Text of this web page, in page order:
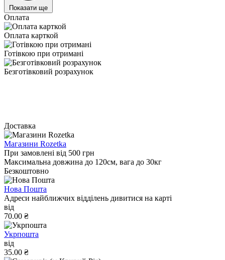
Показати ще
Оплата
Оплата карткой
Готівкою при отримані
Безготівковий розрахунок
Доставка
Магазини Rozetka
При замовлені від 500 грн
Максимальна довжина до 120см, вага до 30кг
Безкоштовно
Нова Пошта
Адреси найближчих відділень дивитися на карті
від
70.00 ₴
Укрпошта
від
35.00 ₴